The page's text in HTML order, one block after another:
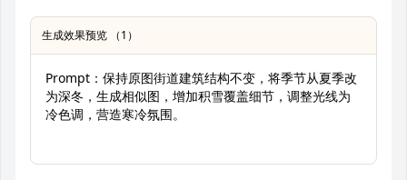
生成效果预览 （1）
Prompt：保持原图街道建筑结构不变，将季节从夏季改
为深冬，生成相似图，增加积雪覆盖细节，调整光线为
冷色调，营造寒冷氛围。